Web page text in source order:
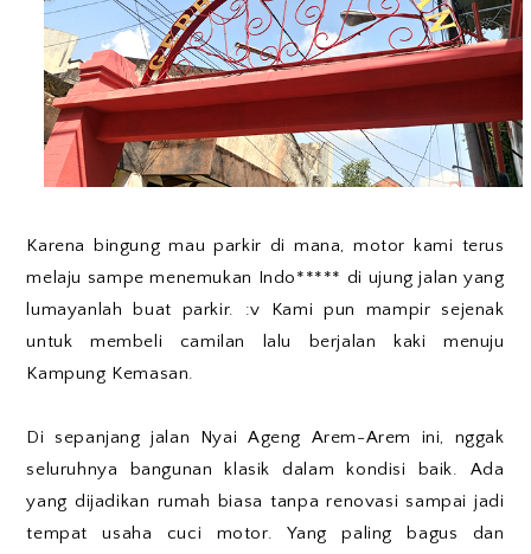
Karena bingung mau parkir di mana, motor kami terus
melaju sampe menemukan Indo***** di ujung jalan yang
lumayanlah buat parkir. :v Kami pun mampir sejenak
untuk membeli camilan lalu berjalan kaki menuju
Kampung Kemasan.
Di sepanjang jalan Nyai Ageng Arem-Arem ini, nggak
seluruhnya bangunan klasik dalam kondisi baik. Ada
yang dijadikan rumah biasa tanpa renovasi sampai jadi
tempat usaha cuci motor. Yang paling bagus dan